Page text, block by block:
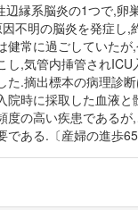
縁系脳炎の1つで,
不明の脳炎を発症
常に過ごしていた
,気管内挿管され
.摘出標本の病理診
時に採取した血液
の高い疾患である
ある.〔産婦の進歩